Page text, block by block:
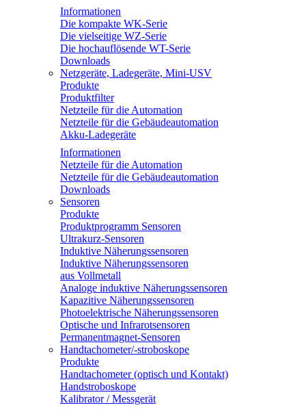
Informationen
Die kompakte WK-Serie
Die vielseitige WZ-Serie
Die hochauflösende WT-Serie
Downloads
Netzgeräte, Ladegeräte, Mini-USV
Produkte
Produktfilter
Netzteile für die Automation
Netzteile für die Gebäudeautomation
Akku-Ladegeräte
Informationen
Netzteile für die Automation
Netzteile für die Gebäudeautomation
Downloads
Sensoren
Produkte
Produktprogramm Sensoren
Ultrakurz-Sensoren
Induktive Näherungssensoren
Induktive Näherungssensoren
aus Vollmetall
Analoge induktive Näherungssensoren
Kapazitive Näherungssensoren
Photoelektrische Näherungssensoren
Optische und Infrarotsensoren
Permanentmagnet-Sensoren
Handtachometer/-stroboskope
Produkte
Handtachometer (optisch und Kontakt)
Handstroboskope
Kalibrator / Messgerät